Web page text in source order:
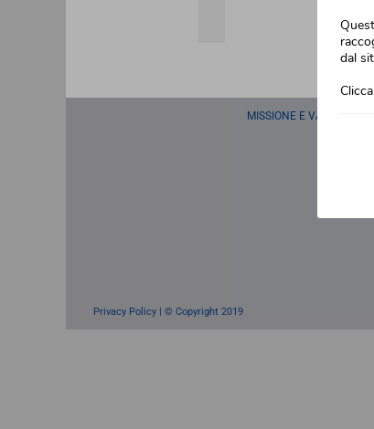
MISSIONE E VALORI
Privacy Policy | © Copyright 2019
dal